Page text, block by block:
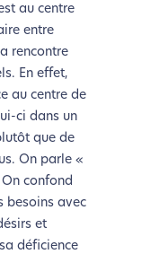
au centre
entre
rencontre
En effet,
au centre de
ci dans un
que de
On parle «
confond
besoins avec
et
déficience